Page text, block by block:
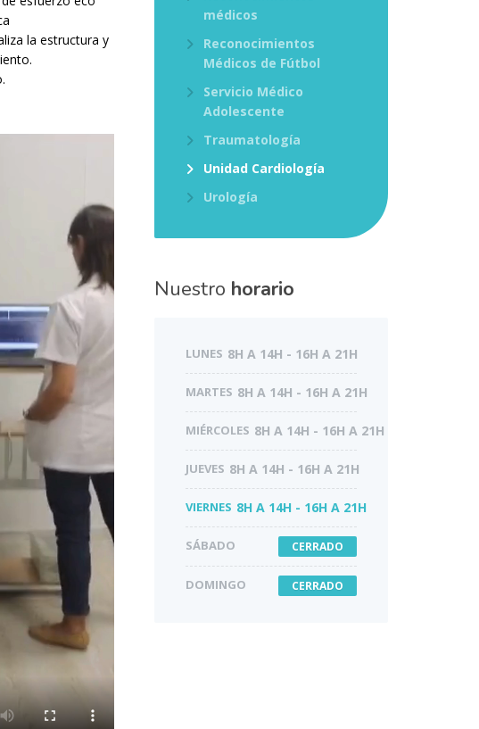
la estructura y
médicos
Reconocimientos
Médicos de Fútbol
Servicio Médico
Adolescente
Traumatología
Unidad Cardiología
Urología
Nuestro horario
LUNES 8H A 14H - 16H A 21H
MARTES 8H A 14H - 16H A 21H
MIÉRCOLES 8H A 14H - 16H A 21H
JUEVES 8H A 14H - 16H A 21H
VIERNES 8H A 14H - 16H A 21H
SÁBADO CERRADO
DOMINGO CERRADO